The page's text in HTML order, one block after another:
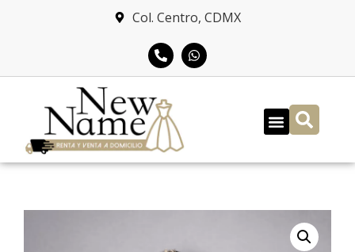
Col. Centro, CDMX